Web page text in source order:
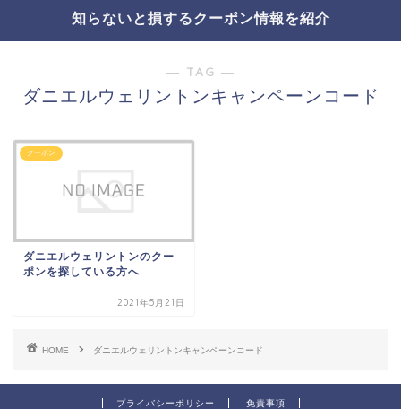
知らないと損するクーポン情報を紹介
― TAG ―
ダニエルウェリントンキャンペーンコード
クーポン
ダニエルウェリントンのクー
ポンを探している方へ
2021年5月21日
HOME ダニエルウェリントンキャンペーンコード
プライバシーポリシー 免責事項